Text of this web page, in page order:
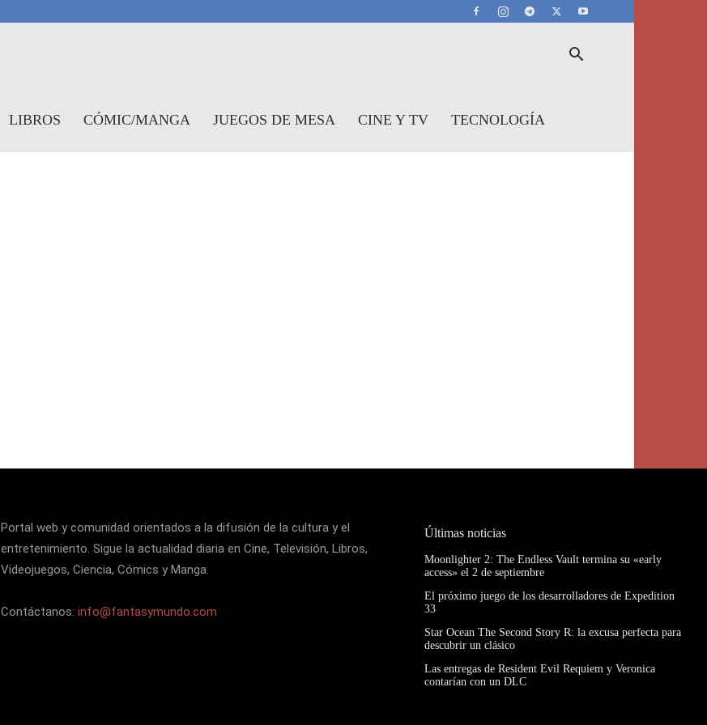
LIBROS CÓMIC/MANGA JUEGOS DE MESA CINE Y TV TECNOLOGÍA
Portal web y comunidad orientados a la difusión de la cultura y el
entretenimiento. Sigue la actualidad diaria en Cine, Televisión, Libros,
Videojuegos, Ciencia, Cómics y Manga.
Contáctanos: info@fantasymundo.com
Últimas noticias
Moonlighter 2: The Endless Vault termina su «early
access» el 2 de septiembre
El próximo juego de los desarrolladores de Expedition
33
Star Ocean The Second Story R: la excusa perfecta para
descubrir un clásico
Las entregas de Resident Evil Requiem y Veronica
contarían con un DLC